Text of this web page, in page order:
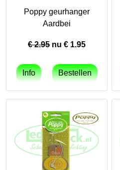
Poppy geurhanger
Aardbei
€ 2.95 nu € 1.95